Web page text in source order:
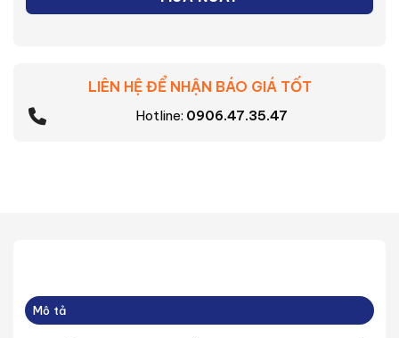
LIÊN HỆ ĐỂ NHẬN BÁO GIÁ TỐT
Hotline: 0906.47.35.47
Mô tả